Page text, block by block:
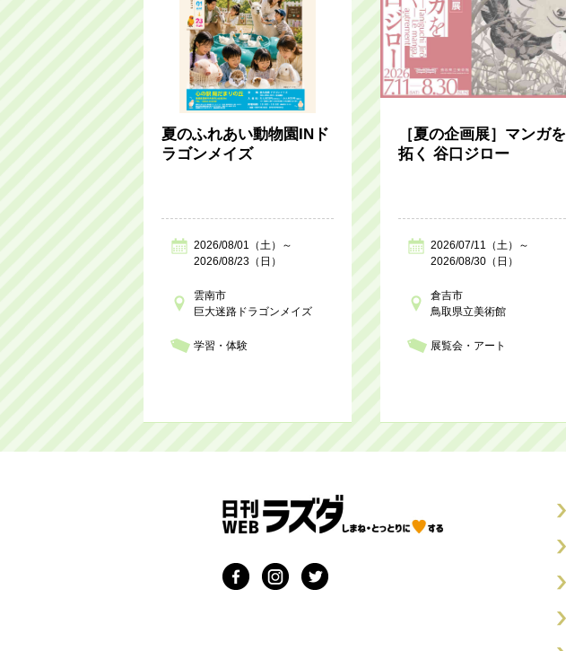
夏のふれあい動物園INド
ラゴンメイズ
2026/08/01（土）～
2026/08/23（日）
雲南市
巨大迷路ドラゴンメイズ
学習・体験
［夏の企画展］マンガを
拓く 谷口ジロー
2026/07/11（土）～
2026/08/30（日）
倉吉市
鳥取県立美術館
展覧会・アート